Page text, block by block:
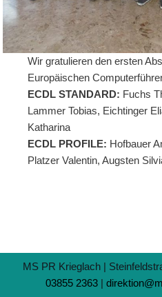
Wir gratulieren den ersten
Europäischen
ECDL STANDARD: Fuchs
Lammer Tobias, Eichtinger
Katharina
ECDL PROFILE: Hofbauer
Platzer Valentin, Augsten
MS PR Krieglach |
03855 2363 |